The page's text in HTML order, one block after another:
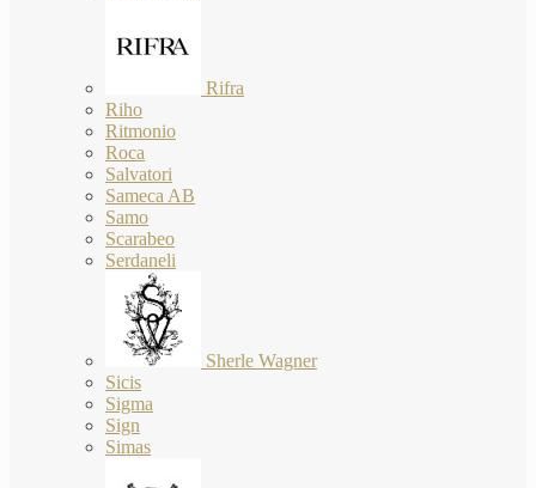
Rifra
Riho
Ritmonio
Roca
Salvatori
Sameca AB
Samo
Scarabeo
Serdaneli
Sherle Wagner
Sicis
Sigma
Sign
Simas